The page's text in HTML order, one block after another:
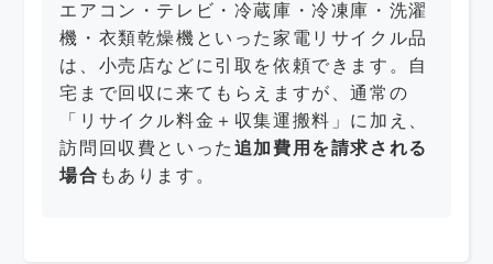
エアコン・テレビ・冷蔵庫・冷凍庫・洗濯
機・衣類乾燥機といった家電リサイクル品
は、小売店などに引取を依頼できます。自
宅まで回収に来てもらえますが、通常の
「リサイクル料金＋収集運搬料」に加え、
訪問回収費といった 追加費用を請求される
場合 もあります。